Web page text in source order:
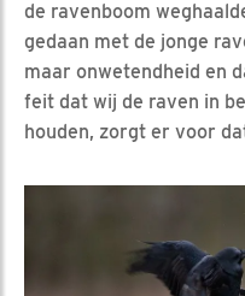
de ravenboom
gedaan met de jonge
maar onwetendheid en
feit dat wij de raven in
houden, zorgt er voor